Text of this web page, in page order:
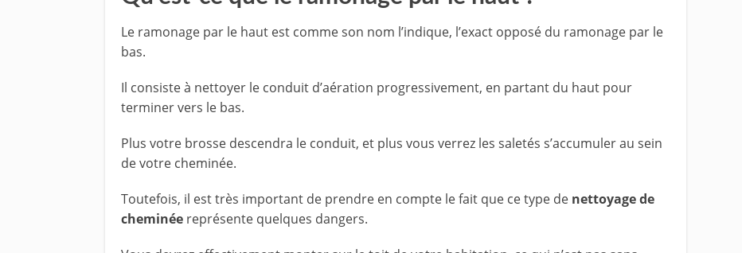
Le ramonage par le haut est comme son nom l’indique, l’exact opposé du ramonage par le
bas.
Il consiste à nettoyer le conduit d’aération progressivement, en partant du haut pour
terminer vers le bas.
Plus votre brosse descendra le conduit, et plus vous verrez les saletés s’accumuler au sein
de votre cheminée.
Toutefois, il est très important de prendre en compte le fait que ce type de nettoyage de
cheminée représente quelques dangers.